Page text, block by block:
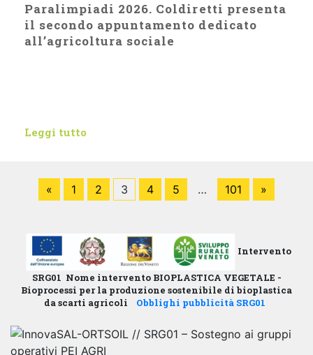
Paralimpiadi 2026. Coldiretti presenta
il secondo appuntamento dedicato
all’agricoltura sociale
Leggi tutto
« 1 2 3 4 5 … 101 »
Intervento
SRG01 Nome intervento BIOPLASTICA VEGETALE -
Bioprocessi per la produzione sostenibile di bioplastica
da scarti agricoli
Obblighi pubblicità SRG01